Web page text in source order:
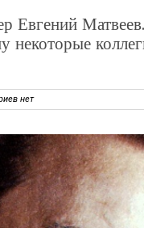
Евгений
некоторые
нет